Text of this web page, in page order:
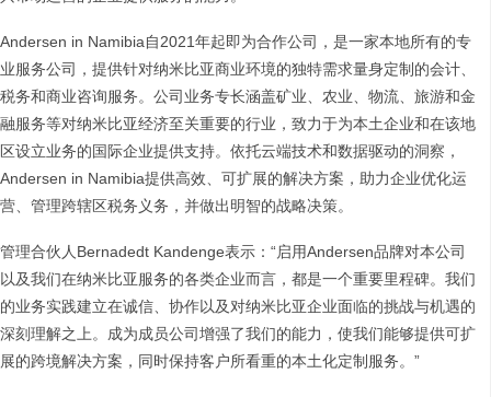
Andersen in Namibia自2021年起即为合作公司，是一家本地所有的专
业服务公司，提供针对纳米比亚商业环境的独特需求量身定制的会计、
税务和商业咨询服务。公司业务专长涵盖矿业、农业、物流、旅游和金
融服务等对纳米比亚经济至关重要的行业，致力于为本土企业和在该地
区设立业务的国际企业提供支持。依托云端技术和数据驱动的洞察，
Andersen in Namibia提供高效、可扩展的解决方案，助力企业优化运
营、管理跨辖区税务义务，并做出明智的战略决策。
管理合伙人Bernadedt Kandenge表示：“启用Andersen品牌对本公司
以及我们在纳米比亚服务的各类企业而言，都是一个重要里程碑。我们
的业务实践建立在诚信、协作以及对纳米比亚企业面临的挑战与机遇的
深刻理解之上。成为成员公司增强了我们的能力，使我们能够提供可扩
展的跨境解决方案，同时保持客户所看重的本土化定制服务。”